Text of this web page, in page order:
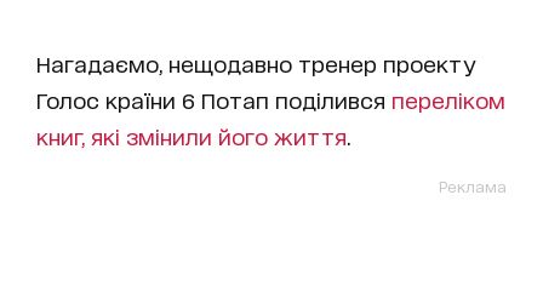
Нагадаємо, нещодавно тренер проекту
Голос країни 6 Потап поділився переліком
книг, які змінили його життя
Реклама